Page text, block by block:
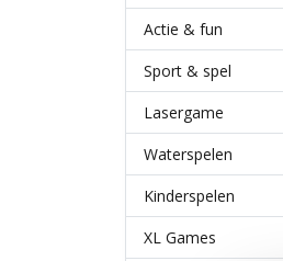
Actie & fun
Sport & spel
Lasergame
Waterspelen
Kinderspelen
XL Games